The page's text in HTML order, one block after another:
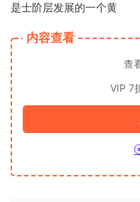
是士阶层发展的一个黄
内容查看
查
VIP 7